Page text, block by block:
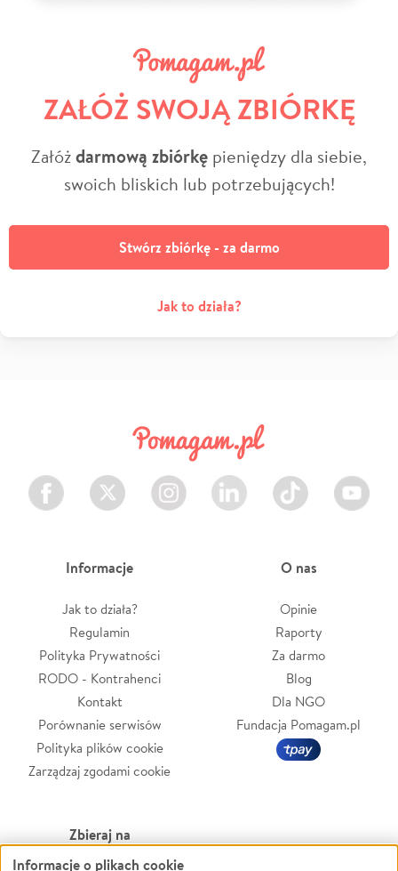
ZAŁÓŻ SWOJĄ ZBIÓRKĘ
Załóżdarmową zbiórkę pieniędzy dla siebie,
swoich bliskich lub potrzebujących!
Stwórz zbiórkę - za darmo
Jak to działa?
Facebook Twitter Instagram LinkedIn TikTok Youtube
Informacje
Jak to działa?
Regulamin
Polityka Prywatności
RODO - Kontrahenci
Kontakt
Porównanie serwisów
Polityka plików cookie
Zarządzaj zgodami cookie
O nas
Opinie
Raporty
Za darmo
Blog
Dla NGO
Fundacja Pomagam.pl
Zbieraj na
Informacje o plikach cookie